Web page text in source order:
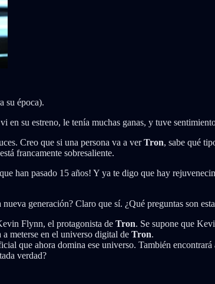
su época).
su estreno, le tenía muchas ganas, y tuve
Creo que si una persona va a verTron, sabe qué
francamente sobresaliente.
han pasado 15 años! Y ya te digo que hay
generación? Claro que sí. ¿Qué preguntas son
Flynn, el protagonista de Tron. Se supone que
meterse en el universo digital de Tron.
que ahora domina ese universo. También encontrará
verdad?